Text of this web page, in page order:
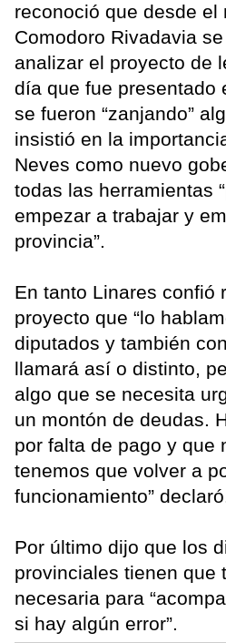
reconoció que desde el
Comodoro Rivadavia
analizar el proyecto de
día que fue presentado
se fueron “zanjando”
insistió en la
Neves como nuevo
todas las herramientas
empezar a trabajar y
provincia”.
En tanto Linares confió
proyecto que “lo
diputados y también
llamará así o distinto,
algo que se necesita
un montón de deudas.
por falta de pago y que
tenemos que volver a
funcionamiento”
Por último dijo que los
provinciales tienen que
necesaria para
si hay algún error”.